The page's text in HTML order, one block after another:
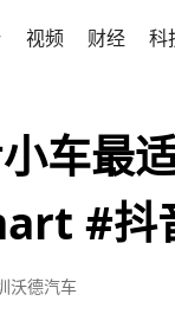
视频 财经 科
车最
#抖
沃德汽车